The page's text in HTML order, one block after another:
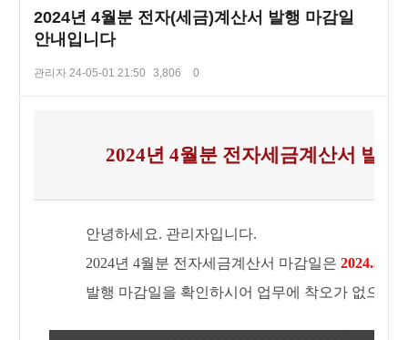
2024년 4월분 전자(세금)계산서 발행 마감일
안내입니다
관리자 24-05-01 21:50 3,806 0
2024년 4월분 전자세금계산서 발행
안녕하세요. 관리자입니다.
2024년 4월분 전자세금계산서 마감일은 2024.5.10(
발행 마감일을 확인하시어 업무에 착오가 없으시